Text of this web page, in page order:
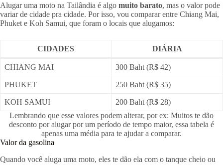
Alugar uma moto na Tailândia é algo muito barato, mas o valor pode
variar de cidade pra cidade. Por isso, vou comparar entre Chiang Mai,
Phuket e Koh Samui, que foram o locais que alugamos:
CIDADES DIÁRIA
CHIANG MAI 300 Baht (R$ 42)
PHUKET 250 Baht (R$ 35)
KOH SAMUI
200 Baht (R$ 28)
Lembrando que esse valores podem alterar, por ex: Muitos te dão
desconto por alugar por um período de tempo maior, essa tabela é
apenas uma média para te ajudar a comparar.
Valor da gasolina
Quando você aluga uma moto, eles te dão ela com o tanque cheio ou